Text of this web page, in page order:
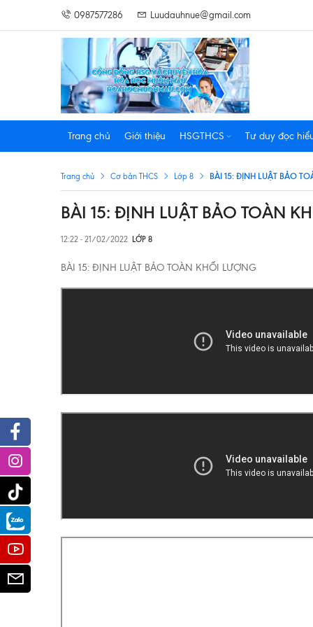
0987577286 Luudauhnue@gmail.com
Trang chủ Giới thiệu HSGTHCS Tư duy đọc
Trang chủ Cơ bản THCS Lớp 8 BÀI 15: ĐỊNH LUẬT BẢO
BÀI 15: ĐỊNH LUẬT BẢO TOÀN
12:22 - 21/02/2022 LỚP 8
BÀI 15: ĐỊNH LUẬT BẢO TOÀN KHỐI LƯỢNG